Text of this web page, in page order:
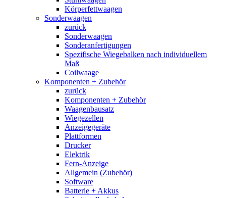
Körperfettwaagen
Sonderwaagen
zurück
Sonderwaagen
Sonderanfertigungen
Spezifische Wiegebalken nach individuellem
Maß
Coilwaage
Komponenten + Zubehör
zurück
Komponenten + Zubehör
Waagenbausatz
Wiegezellen
Anzeigegeräte
Plattformen
Drucker
Elektrik
Fern-Anzeige
Allgemein (Zubehör)
Software
Batterie + Akkus